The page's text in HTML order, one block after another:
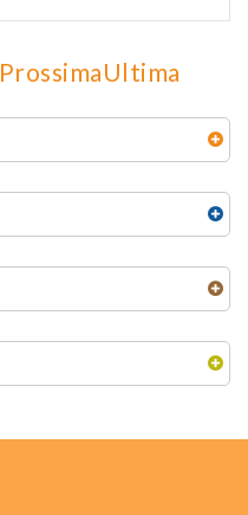
ProssimaUltima